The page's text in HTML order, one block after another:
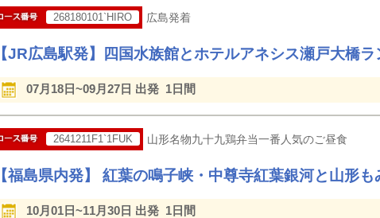
268180101`HIRO 広島発着
【JR広島駅発】四国水族館とホテルアネシス瀬戸大橋
07月18日~09月27日 出発 1日間
2641211F1`1FUK 山形名物九十九鶏弁当一番人気のご昼食
【福島県内発】 紅葉の鳴子峡・中尊寺紅葉銀河と山形も
10月01日~11月30日 出発 1日間